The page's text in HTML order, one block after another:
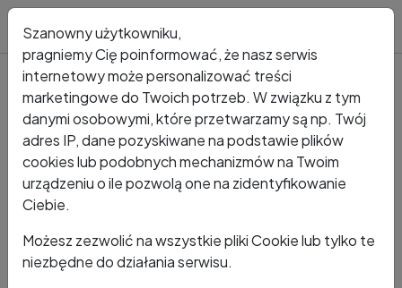
Kto dzwonił? Numer +48 485 661 145 6
+48 485 661 145 6
Szanowny użytkowniku,
pragniemy Cię poinformować, że nasz serwis
internetowy może personalizować treści
marketingowe do Twoich potrzeb. W związku z tym
danymi osobowymi, które przetwarzamy są np. Twój
adres IP, dane pozyskiwane na podstawie plików
cookies lub podobnych mechanizmów na Twoim
urządzeniu o ile pozwolą one na zidentyfikowanie
Ciebie.
Możesz zezwolić na wszystkie pliki Cookie lub tylko te
niezbędne do działania serwisu.